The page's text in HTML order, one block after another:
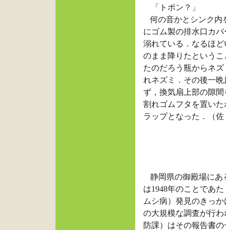
「トポン？」
何の音かとシンク内
にゴム製の排水口カ
溺れている．なるほ
のまま降りたという
たのだろう瓶からネ
れネズミ．その後一
ず，換気扇上部の隙
割れゴムフタを置い
ラップとなった．（佐
静岡県の御殿場にあ
は1948年のことであ
ムシ病）発見のきっ
の大規模な調査が行わ
防課）はその報告書